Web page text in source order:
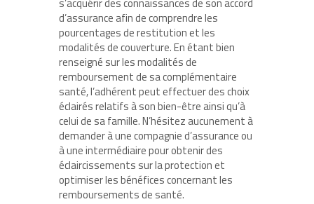
s’acquérir des connaissances de son accord
d’assurance afin de comprendre les
pourcentages de restitution et les
modalités de couverture. En étant bien
renseigné sur les modalités de
remboursement de sa complémentaire
santé, l’adhérent peut effectuer des choix
éclairés relatifs à son bien-être ainsi qu’à
celui de sa famille. N’hésitez aucunement à
demander à une compagnie d’assurance ou
à une intermédiaire pour obtenir des
éclaircissements sur la protection et
optimiser les bénéfices concernant les
remboursements de santé.